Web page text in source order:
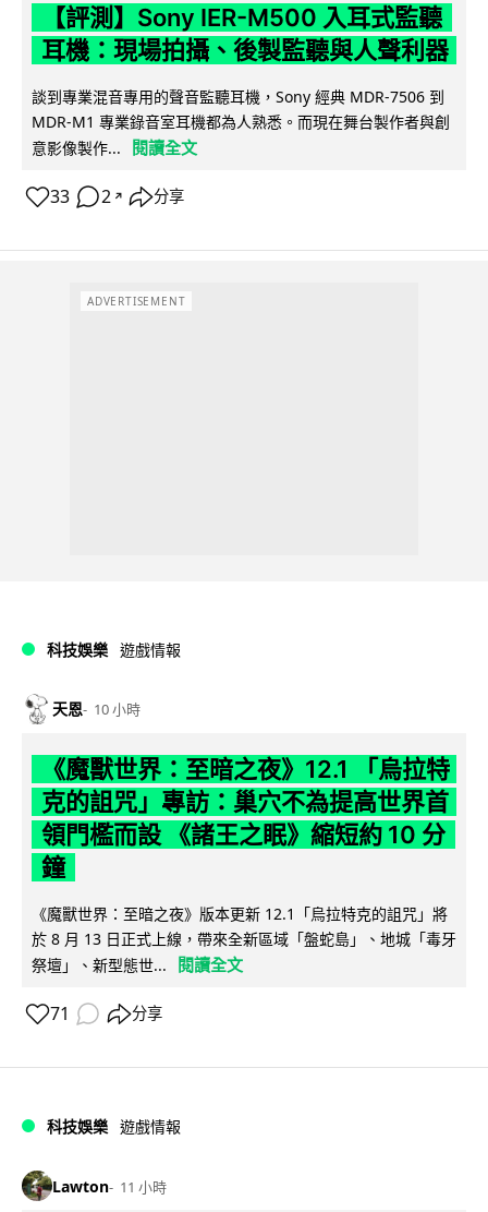
【評測】Sony IER-M500 入耳式監聽
耳機：現場拍攝、後製監聽與人聲利器
談到專業混音專用的聲音監聽耳機，Sony 經典 MDR-7506 到
MDR-M1 專業錄音室耳機都為人熟悉。而現在舞台製作者與創
意影像製作...
閱讀全文
33 2 ↗ 分享
ADVERTISEMENT
科技娛樂 遊戲情報
天恩 10 小時
《魔獸世界：至暗之夜》12.1 「烏拉特
克的詛咒」專訪：巢穴不為提高世界首
領門檻而設 《諸王之眠》縮短約 10 分
鐘
《魔獸世界：至暗之夜》版本更新 12.1「烏拉特克的詛咒」將
於 8 月 13 日正式上線，帶來全新區域「盤蛇島」、地城「毒牙
祭壇」、新型態世...
閱讀全文
71 分享
科技娛樂 遊戲情報
Lawton 11 小時